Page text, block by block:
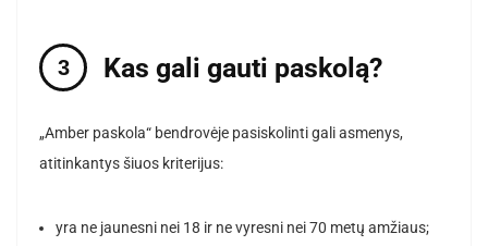
Kas gali gauti paskolą?
„Amber paskola“ bendrovėje pasiskolinti gali asmenys,
atitinkantys šiuos kriterijus:
yra ne jaunesni nei 18 ir ne vyresni nei 70 metų amžiaus;